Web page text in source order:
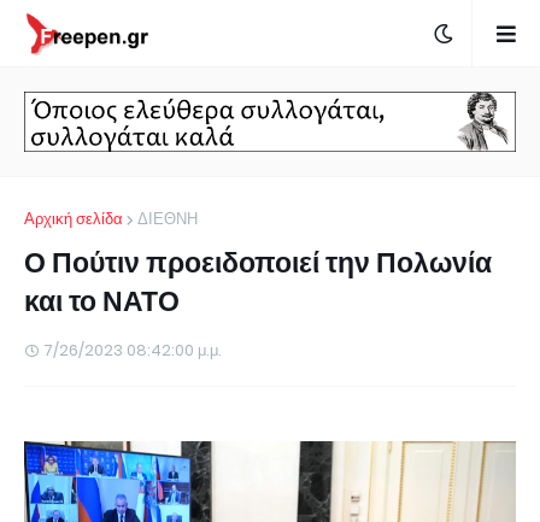
Αρχική σελίδα ΔΙΕΘΝΗ
Ο Πούτιν προειδοποιεί την Πολωνία
και το ΝΑΤΟ
7/26/2023 08:42:00 μ.μ.